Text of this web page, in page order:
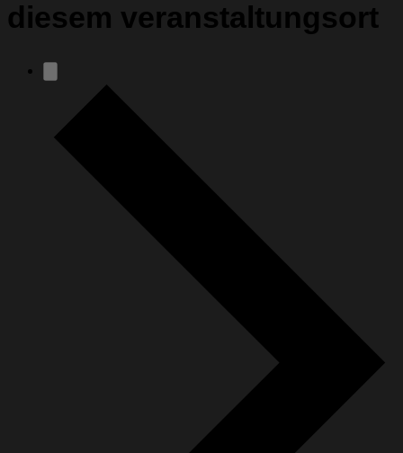
diesem veranstaltungsort